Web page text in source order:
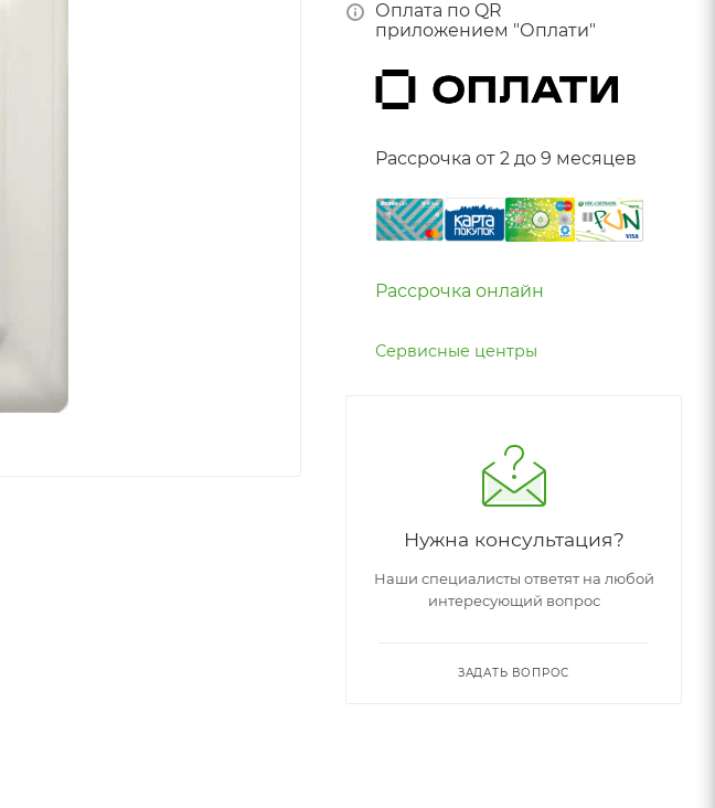
Оплата по QR
приложением "Оплати"
Рассрочка от 2 до 9 месяцев
Рассрочка онлайн
Сервисные центры
Нужна консультация?
Наши специалисты ответят на любой
интересующий вопрос
ЗАДАТЬ ВОПРОС